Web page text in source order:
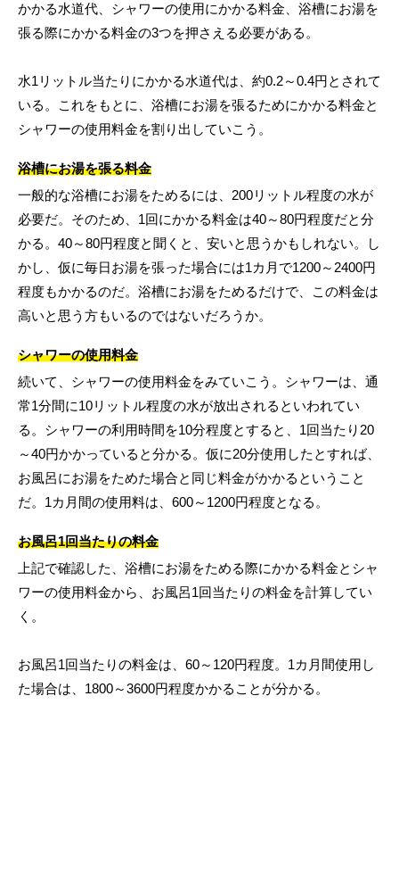
かかる水道代、シャワーの使用にかかる料金、浴槽にお湯を
張る際にかかる料金の3つを押さえる必要がある。
水1リットル当たりにかかる水道代は、約0.2～0.4円とされて
いる。これをもとに、浴槽にお湯を張るためにかかる料金と
シャワーの使用料金を割り出していこう。
浴槽にお湯を張る料金
一般的な浴槽にお湯をためるには、200リットル程度の水が
必要だ。そのため、1回にかかる料金は40～80円程度だと分
かる。40～80円程度と聞くと、安いと思うかもしれない。し
かし、仮に毎日お湯を張った場合には1カ月で1200～2400円
程度もかかるのだ。浴槽にお湯をためるだけで、この料金は
高いと思う方もいるのではないだろうか。
シャワーの使用料金
続いて、シャワーの使用料金をみていこう。シャワーは、通
常1分間に10リットル程度の水が放出されるといわれてい
る。シャワーの利用時間を10分程度とすると、1回当たり20
～40円かかっていると分かる。仮に20分使用したとすれば、
お風呂にお湯をためた場合と同じ料金がかかるということ
だ。1カ月間の使用料は、600～1200円程度となる。
お風呂1回当たりの料金
上記で確認した、浴槽にお湯をためる際にかかる料金とシャ
ワーの使用料金から、お風呂1回当たりの料金を計算してい
く。
お風呂1回当たりの料金は、60～120円程度。1カ月間使用し
た場合は、1800～3600円程度かかることが分かる。